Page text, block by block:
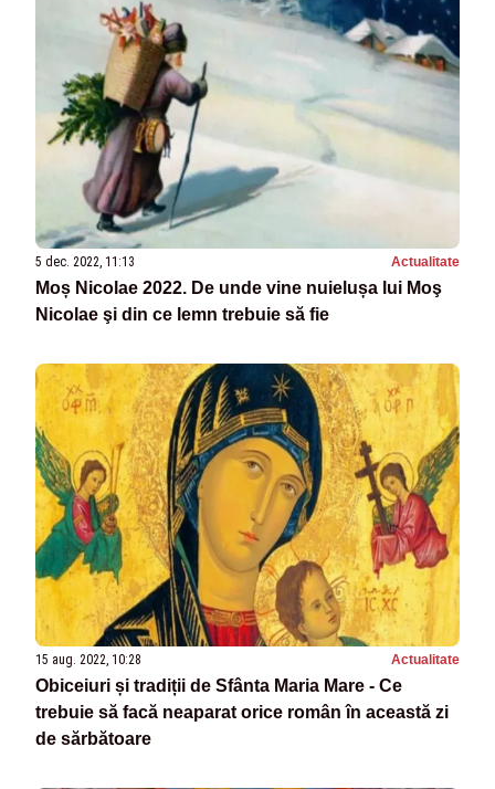
5 dec. 2022, 11:13 Actualitate
Moș Nicolae 2022. De unde vine nuielușa lui Moş
Nicolae şi din ce lemn trebuie să fie
15 aug. 2022, 10:28 Actualitate
Obiceiuri și tradiții de Sfânta Maria Mare - Ce
trebuie să facă neaparat orice român în această zi
de sărbătoare